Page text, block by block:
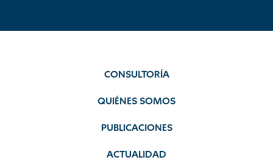
CONSULTORÍA
QUIÉNES SOMOS
PUBLICACIONES
ACTUALIDAD